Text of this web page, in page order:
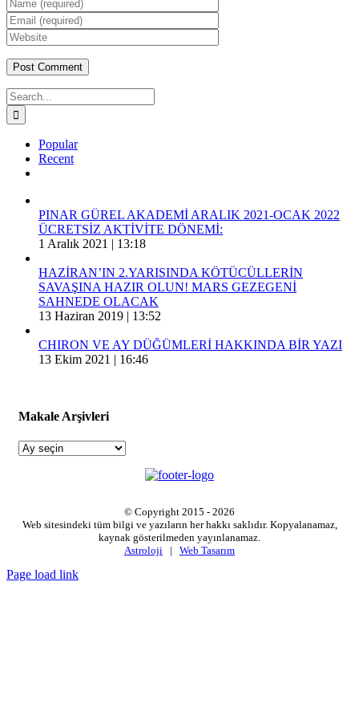
Search
for:
Popular
Recent
PINAR GÜREL AKADEMİ ARALIK 2021-OCAK 2022
ÜCRETSİZ AKTİVİTE DÖNEMİ:
1 Aralık 2021 | 13:18
HAZİRAN’IN 2.YARISINDA KÖTÜCÜLLERİN
SAVAŞINA HAZIR OLUN! MARS GEZEGENİ
SAHNEDE OLACAK
13 Haziran 2019 | 13:52
CHIRON VE AY DÜĞÜMLERİ HAKKINDA BİR YAZI
13 Ekim 2021 | 16:46
Makale Arşivleri
Makale
© Copyright 2015 - 2026
Web sitesindeki tüm bilgi ve yazıların her hakkı saklıdır. Kopyalanamaz,
kaynak gösterilmeden yayınlanamaz.
Astroloji | Web Tasarım
Page load link